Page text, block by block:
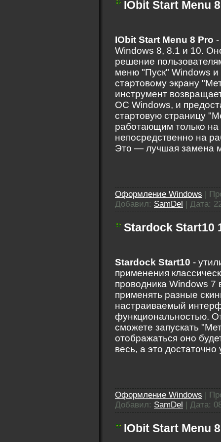
IObit Start Menu
IObit Start Menu 8 Pro -
Windows 8, 8.1 и 10.
решение
меню "Пуск" Windows
стартовому экрану
инструмент
ОС Windows, и
стартовую страницу
работающим только на
непосредственно на
Это — лучшая замена
Оформление Windows |
Добавил: SamDel | Дата:
Stardock Start10
Stardock Start10 -
применения
проводника Windows
применять разные
настраиваемый
функциональностью.
сможете запускать
отображаться оно
весь, а это достаточно
Оформление Windows |
Добавил: SamDel | Дата:
IObit Start Menu